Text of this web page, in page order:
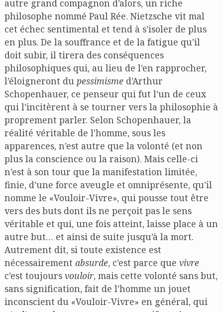
autre grand compagnon d’alors, un riche
philosophe nommé Paul Rée. Nietzsche vit mal
cet échec sentimental et tend à s’isoler de plus
en plus. De la souffrance et de la fatigue qu’il
doit subir, il tirera des conséquences
philosophiques qui, au lieu de l’en rapprocher,
l’éloigneront du pessimismed’Arthur
Schopenhauer, ce penseur qui fut l’un de ceux
qui l’incitèrent à se tourner vers la philosophie à
proprement parler. Selon Schopenhauer, la
réalité véritable de l’homme, sous les
apparences, n’est autre que la volonté (et non
plus la conscience ou la raison). Mais celle-ci
n’est à son tour que la manifestation limitée,
finie, d’une force aveugle et omniprésente, qu’il
nomme le «Vouloir-Vivre», qui pousse tout être
vers des buts dont ils ne perçoit pas le sens
véritable et qui, une fois atteint, laisse place à un
autre but… et ainsi de suite jusqu’à la mort.
Autrement dit, si toute existence est
nécessairement absurde, c’est parce que vivre
c’est toujours vouloir, mais cette volonté sans but,
sans signification, fait de l’homme un jouet
inconscient du «Vouloir-Vivre» en général, qui